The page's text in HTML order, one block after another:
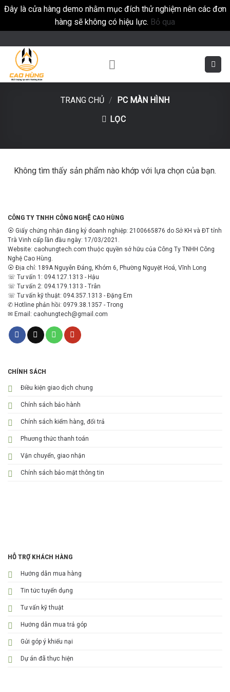
Đây là cửa hàng demo nhằm mục đích thử nghiệm nên các đơn
hàng sẽ không có hiệu lực. Bỏ qua
to
content
TRANG CHỦ / PC MÀN HÌNH
LỌC
Không tìm thấy sản phẩm nào khớp với lựa chọn của bạn.
CÔNG TY TNHH CÔNG NGHỆ CAO HÙNG
⦿ Giấy chứng nhận đăng ký doanh nghiệp: 2100665876 do Sở KH và ĐT tỉnh
Trà Vinh cấp lần đầu ngày: 17/03/2021.
Website: caohungtech.com thuộc quyền sở hữu của Công Ty TNHH Công
Nghệ Cao Hùng.
⦿ Địa chỉ: 189A Nguyễn Đáng, Khóm 6, Phường Nguyệt Hoá, Vĩnh Long
☏ Tư vấn 1: 094.127.1313 - Hậu
☏ Tư vấn 2: 094.179.1313 - Trân
☏ Tư vấn kỹ thuật: 094.357.1313 - Đặng Em
✆ Hotline phản hồi: 0979.38.1357 - Trong
✉ Email: caohungtech@gmail.com
CHÍNH SÁCH
Điều kiện giao dịch chung
Chính sách bảo hành
Chính sách kiểm hàng, đổi trả
Phương thức thanh toán
Vận chuyển, giao nhận
Chính sách bảo mật thông tin
HỖ TRỢ KHÁCH HÀNG
Hướng dẫn mua hàng
Tin tức tuyển dụng
Tư vấn kỹ thuật
Hướng dẫn mua trả góp
Gửi góp ý khiếu nại
Dự án đã thực hiện